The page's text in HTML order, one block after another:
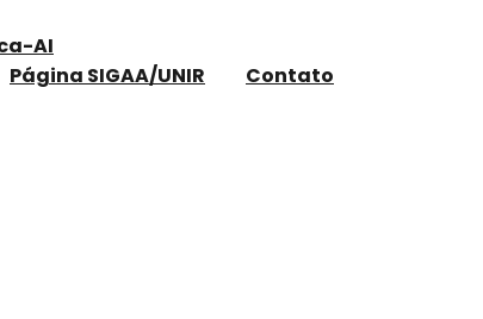
AI
Página SIGAA/UNIR Contato